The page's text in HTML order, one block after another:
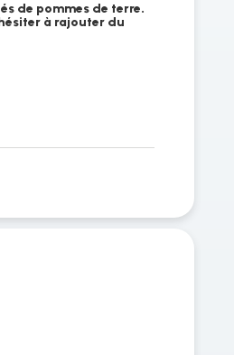
de pommes de terre.
à rajouter du